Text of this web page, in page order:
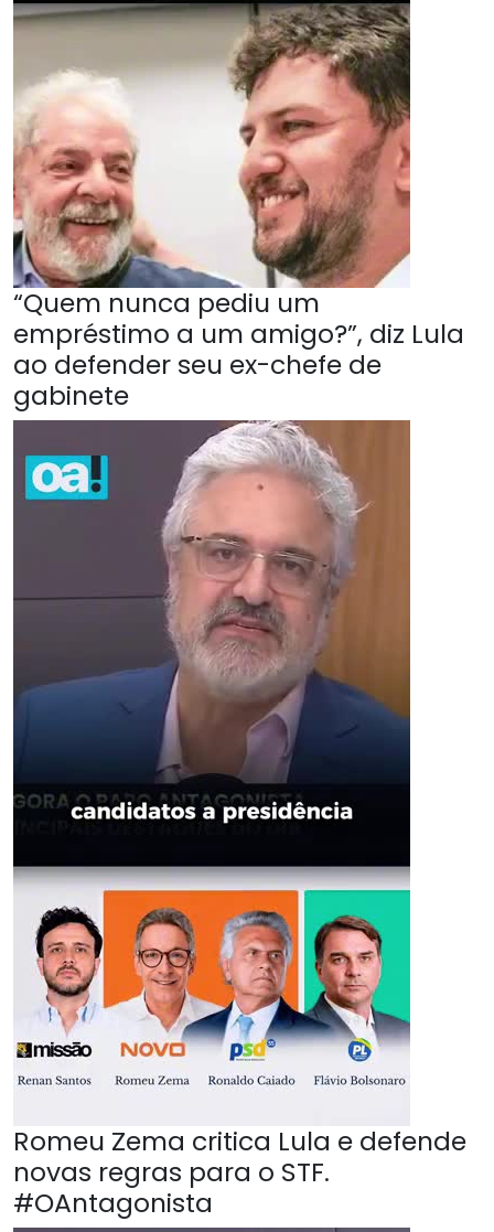
“Quem nunca pediu um
empréstimo a um amigo?”, diz Lula
ao defender seu ex-chefe de
gabinete
Romeu Zema critica Lula e defende
novas regras para o STF.
#OAntagonista